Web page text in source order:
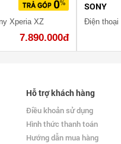
Xperia XZ
7.890.000đ
SONY
Điện thoại
Hỗ trợ khách hàng
Điều khoản sử dụng
Hình thức thanh toán
Hướng dẫn mua hàng